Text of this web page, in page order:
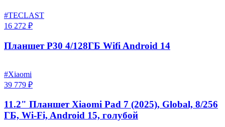
#TECLAST
16 272 ₽
Планшет P30 4/128ГБ Wifi Android 14
#Xiaomi
39 779 ₽
11.2" Планшет Xiaomi Pad 7 (2025), Global, 8/256
ГБ, Wi-Fi, Android 15, голубой